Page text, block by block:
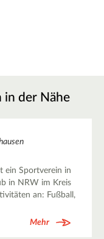
in der Nähe
ein Sportverein in
in NRW im Kreis
an: Fußball,
Mehr